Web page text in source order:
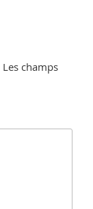
Les champs